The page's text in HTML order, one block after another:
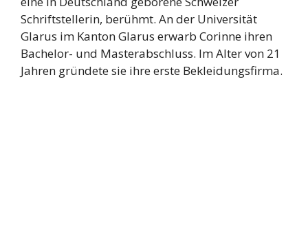
Schriftstellerin, berühmt. An der Universität
Glarus im Kanton Glarus erwarb Corinne ihren
Bachelor- und Masterabschluss. Im Alter von 21
Jahren gründete sie ihre erste Bekleidungsfirma.